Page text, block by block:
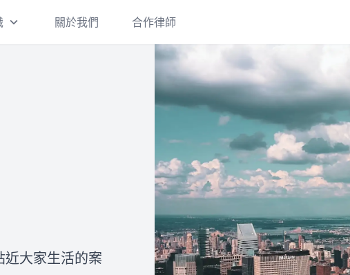
刑事案件一經提告，都會面臨偵
查階段、是否起訴，以及起訴後
的審判和判決確定及執行。 如果
您收到了警詢筆錄通知書、偵查
庭通知書或法院開庭通知書卻不
知道應該如何妥適處理，建議您
盡快和律師進行諮詢，以保障自
己的權益並拿到最有利的結果。
離婚/繼承
婚的三種方式的詳細介紹：協議
離婚、調解離婚和訴訟離婚。此
外，我們還將說明離婚需要注意
關於我們 合作律師
大家生活的案